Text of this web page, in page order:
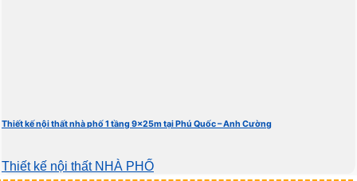
Thiết kế nội thất nhà phố 1 tầng 9x25m tại Phú Quốc – Anh Cường
Thiết kế nội thất NHÀ PHỐ